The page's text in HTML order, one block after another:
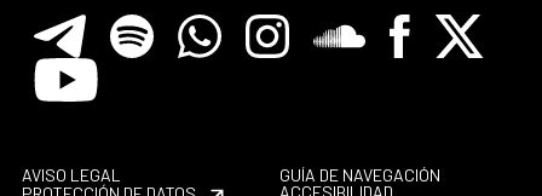
TelegramSpotify WhatsappInstagramSoundcloreFacebook
X
Youtube
AVISO LEGAL
GUÍA DE NAVEGACIÓN
ACCESIBILIDAD